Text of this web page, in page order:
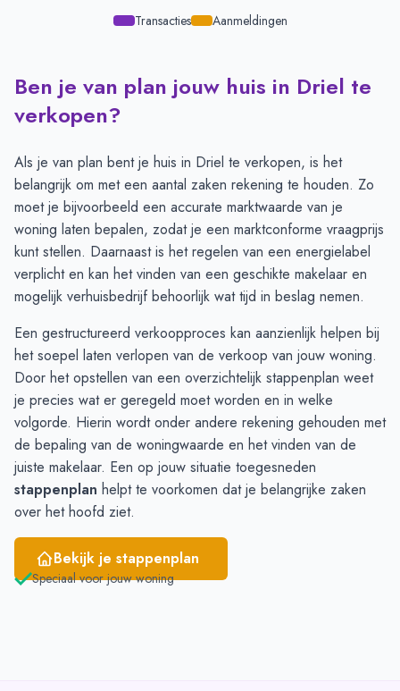
Transacties Aanmeldingen
Transacties en aanmeldingen per maand - Driel
Maand
Transacties
Juli
15
Augustus
12
September
13
11
Oktober
10
November
10
9
December
6
5
Januari
5
4
Februari
5
8
April
7
8
Mei
6
5
Juni
4 11
Ben je van plan jouw huis in Driel te
verkopen?
Als je van plan bent je huis in Driel te verkopen, is het
belangrijk om met een aantal zaken rekening te houden. Zo
moet je bijvoorbeeld een accurate marktwaarde van je
woning laten bepalen, zodat je een marktconforme vraagprijs
kunt stellen. Daarnaast is het regelen van een energielabel
verplicht en kan het vinden van een geschikte makelaar en
mogelijk verhuisbedrijf behoorlijk wat tijd in beslag nemen.
Een gestructureerd verkoopproces kan aanzienlijk helpen bij
het soepel laten verlopen van de verkoop van jouw woning.
Door het opstellen van een overzichtelijk stappenplan weet
je precies wat er geregeld moet worden en in welke
volgorde. Hierin wordt onder andere rekening gehouden met
de bepaling van de woningwaarde en het vinden van de
juiste makelaar. Een op jouw situatie toegesneden
stappenplan helpt te voorkomen dat je belangrijke zaken
over het hoofd ziet.
Bekijk je stappenplan
Speciaal voor jouw woning